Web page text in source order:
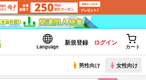
Language
新規登録 ログイン
カート
男性向け 女性向け